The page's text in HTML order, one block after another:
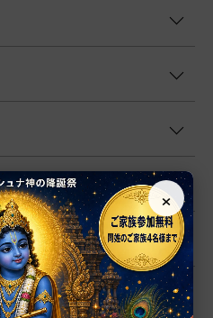
×